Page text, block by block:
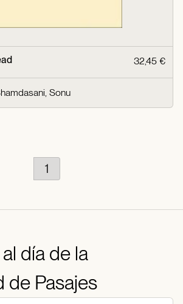
32,45 €
Sonu
1
día de la
de Pasajes